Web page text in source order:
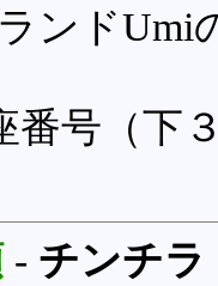
ンドUmi
号（下
- チンチラ